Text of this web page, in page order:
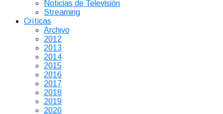
Noticias de Televisión
Streaming
Críticas
Archivo
2012
2013
2014
2015
2016
2017
2018
2019
2020